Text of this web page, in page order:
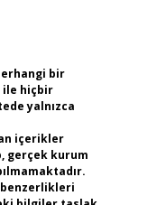
bir
ile hiçbir
yalnızca
içerikler
gerçek kurum